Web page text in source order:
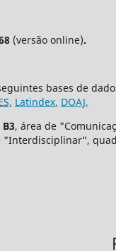
(versão online).
bases de
Latindex, DOAJ,
, área de
"Interdisciplinar",